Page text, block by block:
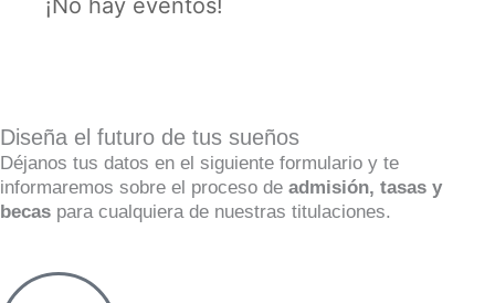
¡No hay eventos!
Diseña el futuro de tus sueños
Déjanos tus datos en el siguiente formulario y te
informaremos sobre el proceso de admisión, tasas y
becas para cualquiera de nuestras titulaciones.